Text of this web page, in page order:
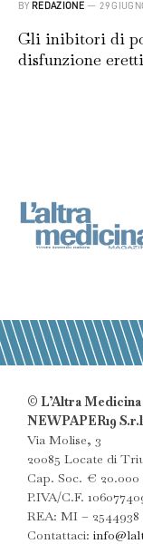
BY REDAZIONE 29
Gli inibitori di
disfunzione
© L’Altra Medicina
NEWPAPER19
Via Molise, 3
20085 Locate di
Cap. Soc. € 20.000
P.IVA/C.F.
REA: MI – 2544938
Contattaci: